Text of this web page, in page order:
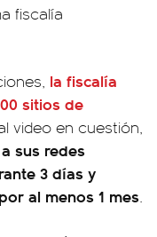
fiscalía
la fiscalía
sitios de
video en cuestión,
sus redes
3 días y
al menos 1 mes.